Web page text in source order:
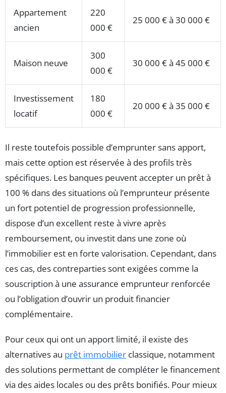
Appartement
ancien
220
000 €
25 000 € à 30 000 €
Maison neuve
300
000 €
30 000 € à 45 000 €
Investissement
locatif
180
000 €
20 000 € à 35 000 €
Il reste toutefois possible d’emprunter sans apport,
mais cette option est réservée à des profils très
spécifiques. Les banques peuvent accepter un prêt à
100 % dans des situations où l’emprunteur présente
un fort potentiel de progression professionnelle,
dispose d’un excellent reste à vivre après
remboursement, ou investit dans une zone où
l’immobilier est en forte valorisation. Cependant, dans
ces cas, des contreparties sont exigées comme la
souscription à une assurance emprunteur renforcée
ou l’obligation d’ouvrir un produit financier
complémentaire.
Pour ceux qui ont un apport limité, il existe des
alternatives au prêt immobilier classique, notamment
des solutions permettant de compléter le financement
via des aides locales ou des prêts bonifiés. Pour mieux